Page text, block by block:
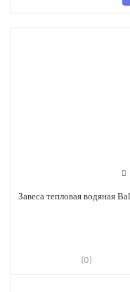
Завеса тепловая водяная
(0)